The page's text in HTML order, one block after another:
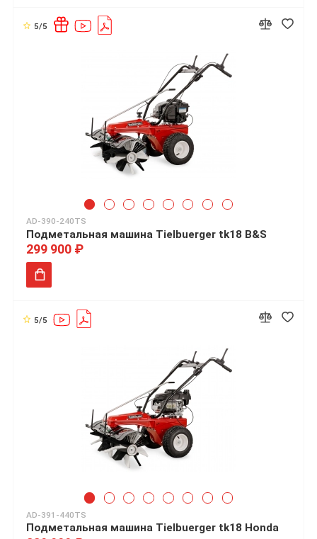
5/5
AD-390-240TS
Подметальная машина Tielbuerger tk18 B&S
299 900 ₽
5/5
AD-391-440TS
Подметальная машина Tielbuerger tk18 Honda